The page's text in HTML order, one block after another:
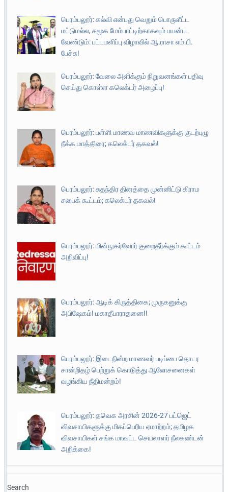
பெரம்பலூர்: கல்வி என்பது வெறும் பொருளீட்ட
மட்டுமல்ல, சமூக மேம்பாட்டிற்காகவும் பயன்பட
வேண்டும்: பட்டமளிப்பு விழாவில் ஆ.ராசா எம்.பி.
பேச்சு!
பெரம்பலூர்: வேலை அளிக்கும் நிறுவனங்கள் பதிவு
செய்து கொள்ள கலெக்டர் அழைப்பு!
பெரம்பலூர்: பள்ளி மாணவ மாணவிகளுக்கு குடற்புழு
நீக்க மாத்திரை; கலெக்டர் தகவல்!
பெரம்பலூர்: சுதந்திர தினத்தை முன்னிட்டு கிராம
சபைக் கூட்டம்; கலெக்டர் தகவல்!
பெரம்பலூர்: மின்நுகர்வோர் குறைதீர்க்கும் கூட்டம்
அறிவிப்பு!
பெரம்பலூர்: ஆடிக் கிருத்திகை; முருகனுக்கு
அபிஷேகம்! மகாதீபாராதனை!!
பெரம்பலூர்: இடைநின்ற மாணவர் படிப்பை தொடர
சான்றிதழ் பெற்றுக் கொடுத்து ஆலோசனைகள்
வழங்கிய நீதிமன்றம்!
பெரம்பலூர்: தவெக அரசின் 2026-27 பட்ஜெட்
விவசாயிகளுக்கு மிகப்பெரிய ஏமாற்றம்; தமிழக
விவசாயிகள் சங்க மாவட்ட செயலாளர் நீலகண்டன்
அறிக்கை!
Search